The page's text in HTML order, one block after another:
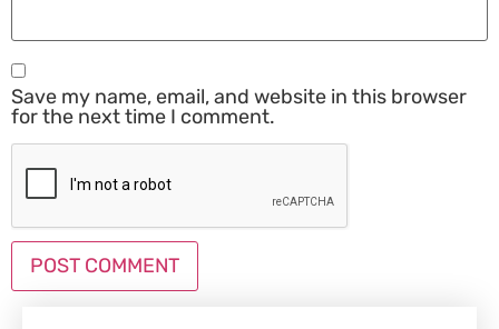
Save my name, email, and website in this browser
for the next time I comment.